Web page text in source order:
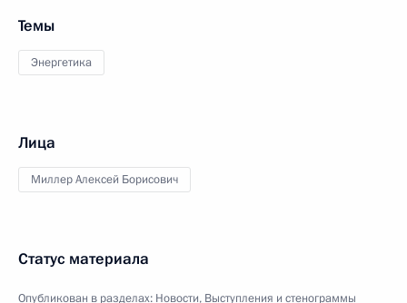
Темы
Энергетика
Лица
Миллер Алексей Борисович
Статус материала
Опубликован в разделах: Новости, Выступления и стенограммы